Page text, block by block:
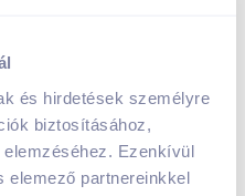
és hirdetések személyre
biztosításához,
Ezenkívül
elemező partnereinkkel
3in1 500 ml narancs
Ft /
338Ft /db(27% áfa)